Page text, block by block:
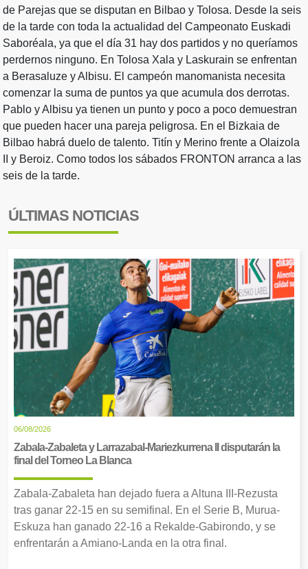
de Parejas que se disputan en Bilbao y Tolosa. Desde la seis
de la tarde con toda la actualidad del Campeonato Euskadi
Saboréala, ya que el día 31 hay dos partidos y no queríamos
perdernos ninguno. En Tolosa Xala y Laskurain se enfrentan
a Berasaluze y Albisu. El campeón manomanista necesita
comenzar la suma de puntos ya que acumula dos derrotas.
Pablo y Albisu ya tienen un punto y poco a poco demuestran
que pueden hacer una pareja peligrosa. En el Bizkaia de
Bilbao habrá duelo de talento. Titín y Merino frente a Olaizola
II y Beroiz. Como todos los sábados FRONTON arranca a las
seis de la tarde.
ÚLTIMAS NOTICIAS
06/08/2026
Zabala-Zabaleta y Larrazabal-Mariezkurrena II disputarán la
final del Torneo La Blanca
Zabala-Zabaleta han dejado fuera a Altuna III-Rezusta
tras ganar 22-15 en su semifinal. En el Serie B, Murua-
Eskuza han ganado 22-16 a Rekalde-Gabirondo, y se
enfrentarán a Amiano-Landa en la otra final.